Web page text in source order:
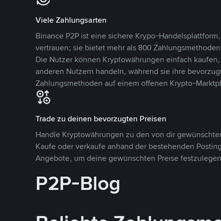
Viele Zahlungsarten
Binance P2P ist eine sichere Krypo-
vertrauen; sie bietet mehr als 800
Die Nutzer können Kryptowährungen einfach
anderen Nutzern handeln, während sie ihre
Zahlungsmethoden auf einem offenen Krypto-
Trade zu deinen bevorzugten Preisen
Handle Kryptowährungen zu den von dir
Kaufe oder verkaufe anhand der bestehenden
Angebote, um deine gewünschten Preise
P2P-Blog